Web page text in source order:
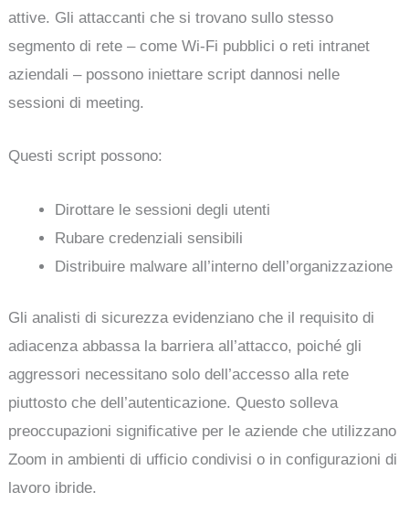
attive. Gli attaccanti che si trovano sullo stesso
segmento di rete – come Wi-Fi pubblici o reti intranet
aziendali – possono iniettare script dannosi nelle
sessioni di meeting.
Questi script possono:
Dirottare le sessioni degli utenti
Rubare credenziali sensibili
Distribuire malware all’interno dell’organizzazione
Gli analisti di sicurezza evidenziano che il requisito di
adiacenza abbassa la barriera all’attacco, poiché gli
aggressori necessitano solo dell’accesso alla rete
piuttosto che dell’autenticazione. Questo solleva
preoccupazioni significative per le aziende che utilizzano
Zoom in ambienti di ufficio condivisi o in configurazioni di
lavoro ibride.